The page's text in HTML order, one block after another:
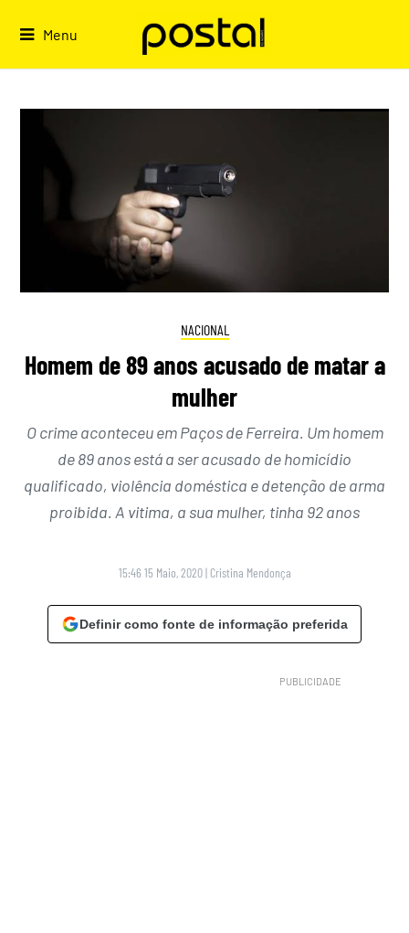
Menu
NACIONAL
Homem de 89 anos acusado de matar a
mulher
O crime aconteceu em Paços de Ferreira. Um homem
de 89 anos está a ser acusado de homicídio
qualificado, violência doméstica e detenção de arma
proibida. A vitima, a sua mulher, tinha 92 anos
15:46 15 Maio, 2020 | Cristina Mendonça
Definir como fonte de informação preferida